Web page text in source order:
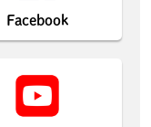
Facebook